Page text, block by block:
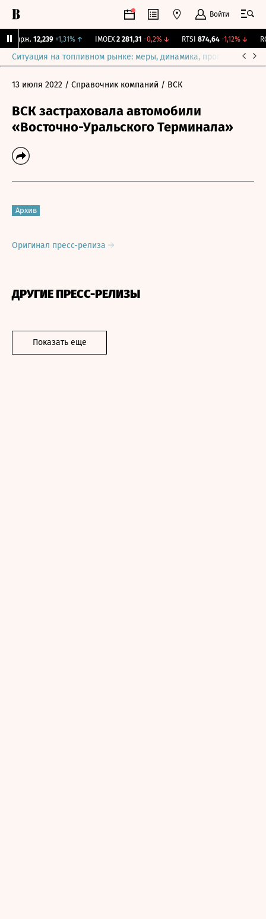
Войти
Бирж. 12,239 +1,31% ↑ IMOEX 2 281,31 -0,2%↓ RTSI 874,64 -1,12%↓
Ситуация на топливном рынке: меры, динамика, прогнозы
13 июля 2022 / Справочник компаний / ВСК
ВСК застраховала автомобили
«Восточно-Уральского Терминала»
Архив
Оригинал пресс-релиза
ДРУГИЕ ПРЕСС-РЕЛИЗЫ
Показать еще